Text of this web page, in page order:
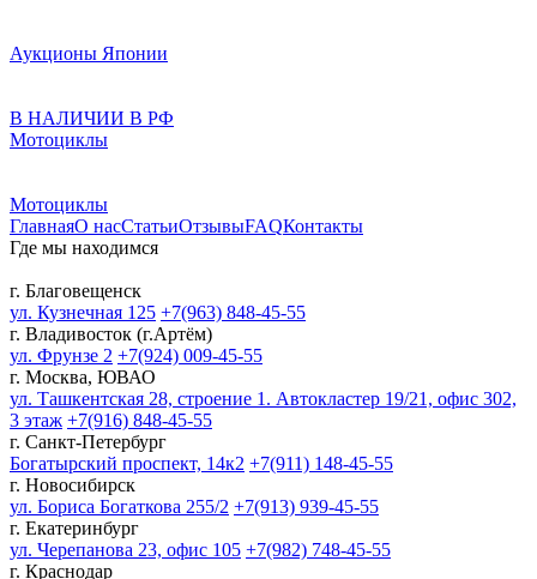
Аукционы Японии
В НАЛИЧИИ В РФ
Мотоциклы
Мотоциклы
ГлавнаяО насСтатьиОтзывыFAQКонтакты
Где мы находимся
г. Благовещенск
ул. Кузнечная 125 +7(963) 848-45-55
г. Владивосток (г.Артём)
ул. Фрунзе 2 +7(924) 009-45-55
г. Москва, ЮВАО
ул. Ташкентская 28, строение 1. Автокластер 19/21, офис 302,
3 этаж +7(916) 848-45-55
г. Санкт-Петербург
Богатырский проспект, 14к2 +7(911) 148-45-55
г. Новосибирск
ул. Бориса Богаткова 255/2 +7(913) 939-45-55
г. Екатеринбург
ул. Черепанова 23, офис 105 +7(982) 748-45-55
г. Краснодар